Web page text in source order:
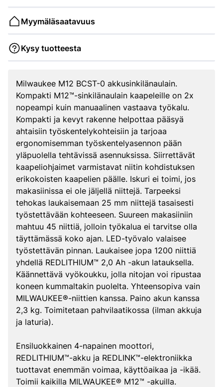
Myymäläsaatavuus
Kysy tuotteesta
Milwaukee M12 BCST-0 akkusinkilänaulain.
Kompakti M12™-sinkilänaulain kaapeleille on 2x
nopeampi kuin manuaalinen vastaava työkalu.
Kompakti ja kevyt rakenne helpottaa pääsyä
ahtaisiin työskentelykohteisiin ja tarjoaa
ergonomisemman työskentelyasennon pään
yläpuolella tehtävissä asennuksissa. Siirrettävät
kaapeliohjaimet varmistavat niitin kohdistuksen
erikokoisten kaapelien päälle. Iskuri ei toimi, jos
makasiinissa ei ole jäljellä niittejä. Tarpeeksi
tehokas laukaisemaan 25 mm niittejä tasaisesti
työstettävään kohteeseen. Suureen makasiiniin
mahtuu 45 niittiä, jolloin työkalua ei tarvitse olla
täyttämässä koko ajan. LED-työvalo valaisee
työstettävän pinnan. Laukaisee jopa 1200 niittiä
yhdellä REDLITHIUM™ 2,0 Ah -akun latauksella.
Käännettävä vyökoukku, jolla nitojan voi ripustaa
koneen kummaltakin puolelta. Yhteensopiva vain
MILWAUKEE®-niittien kanssa. Paino akun kanssa
2,3 kg. Toimitetaan pahvilaatikossa (ilman akkuja
ja laturia).
Ensiluokkainen 4-napainen moottori,
REDLITHIUM™-akku ja REDLINK™-elektroniikka
tuottavat enemmän voimaa, käyttöaikaa ja -ikää.
Toimii kaikilla MILWAUKEE® M12™ -akuilla.